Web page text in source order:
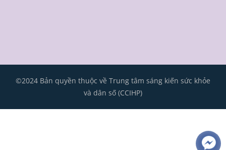
©2024 Bản quyền thuộc về Trung tâm sáng kiến sức khỏe
và dân số (CCIHP)